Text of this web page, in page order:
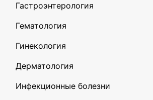
Гастроэнтерология
Гематология
Гинекология
Дерматология
Инфекционные болезни